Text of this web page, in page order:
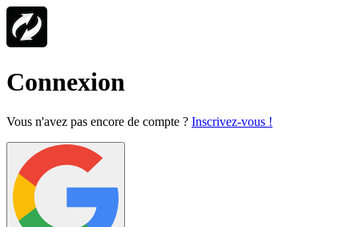
Connexion
Vous n'avez pas encore de compte ? Inscrivez-vous !